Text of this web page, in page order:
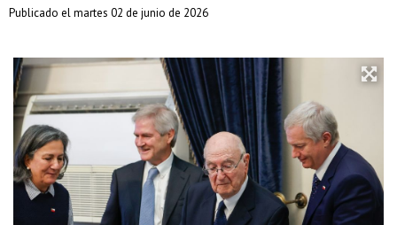
Publicado el martes 02 de junio de 2026